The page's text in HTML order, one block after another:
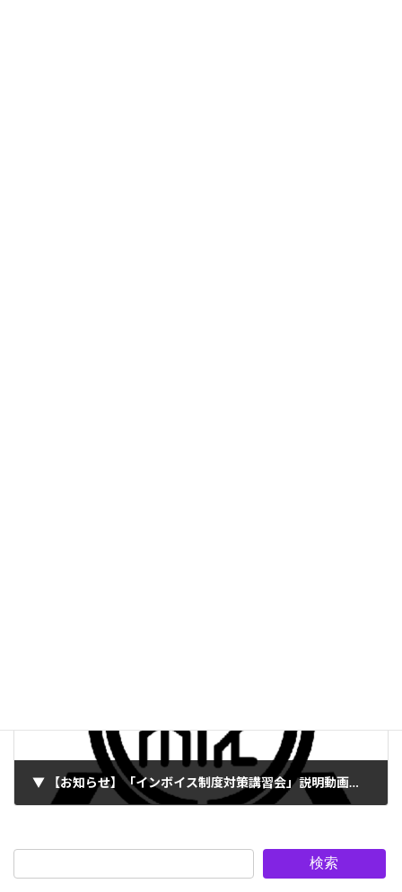
▼ 【お知らせ】「インボイス制度対策講習会」説明動画視聴
検索